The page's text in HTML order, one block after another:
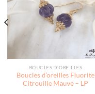
BOUCLES D'OREILLES
Boucles d’oreilles Fluorite
Citrouille Mauve – LP